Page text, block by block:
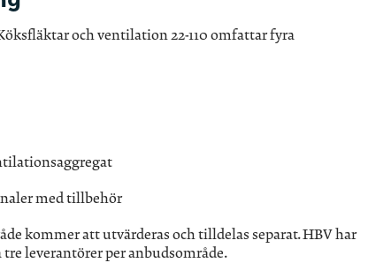
och ventilation 22-110 omfattar fyra
med tillbehör
kommer att utvärderas och tilldelas separat. HBV har
leverantörer per anbudsområde.